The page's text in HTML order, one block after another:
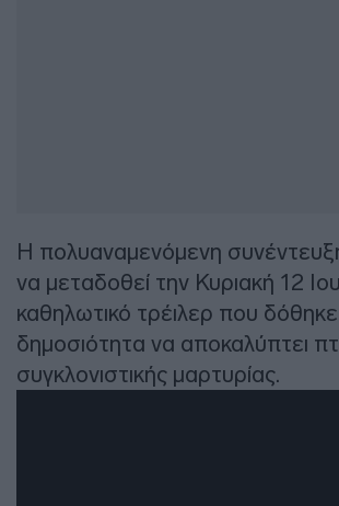
Η πολυαναμενόμενη
να μεταδοθεί την Κυριακή 12
καθηλωτικό τρέιλερ που
δημοσιότητα να αποκαλύπτει
συγκλονιστικής μαρτυρίας.